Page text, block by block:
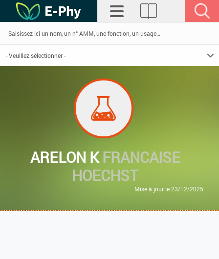
ARELON KFRANCAISE
HOECHST
Mise à jour le 23/12/2025